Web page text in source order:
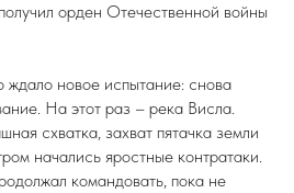
орден Отечественной войны
ждало новое испытание: снова
На этот раз – река Висла.
схватка, захват пятачка земли
начались яростные контратаки.
командовать, пока не